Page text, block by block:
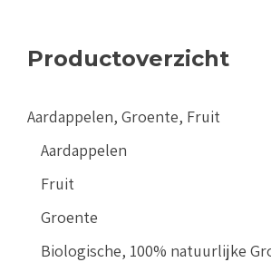
Productoverzicht
Aardappelen, Groente, Fruit
Aardappelen
Fruit
Groente
Biologische, 100% natuurlijke